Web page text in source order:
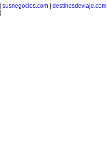
susnegocios.com
destinosdeviaje.com